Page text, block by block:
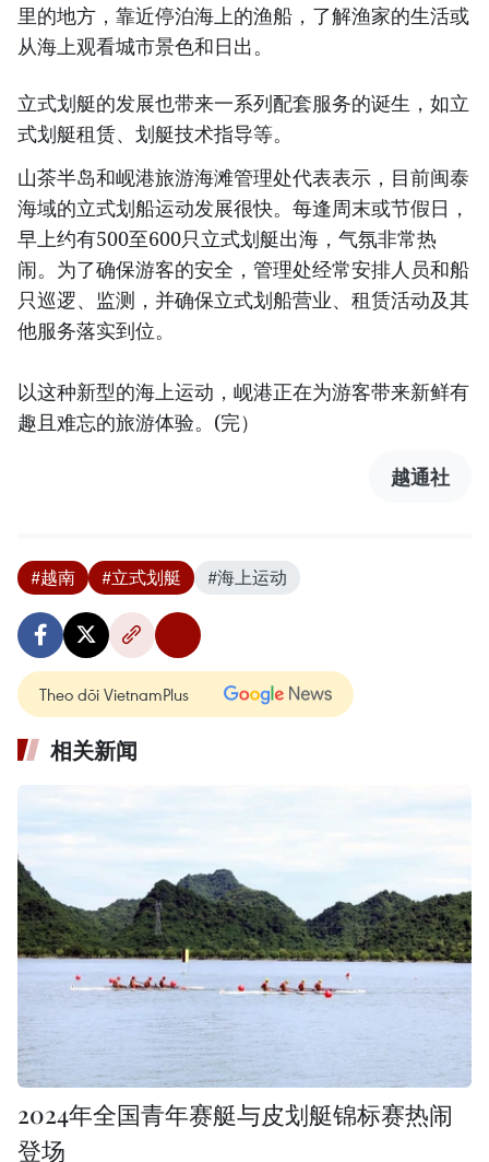
里的地方，靠近停泊海上的渔船，了解渔家的生活或
从海上观看城市景色和日出。
立式划艇的发展也带来一系列配套服务的诞生，如立
式划艇租赁、划艇技术指导等。
山茶半岛和岘港旅游海滩管理处代表表示，目前闽泰
海域的立式划船运动发展很快。每逢周末或节假日，
早上约有500至600只立式划艇出海，气氛非常热
闹。为了确保游客的安全，管理处经常安排人员和船
只巡逻、监测，并确保立式划船营业、租赁活动及其
他服务落实到位。
以这种新型的海上运动，岘港正在为游客带来新鲜有
趣且难忘的旅游体验。(完）
越通社
#越南 #立式划艇 #海上运动
Theo dõi VietnamPlus
相关新闻
2024年全国青年赛艇与皮划艇锦标赛热闹
登场